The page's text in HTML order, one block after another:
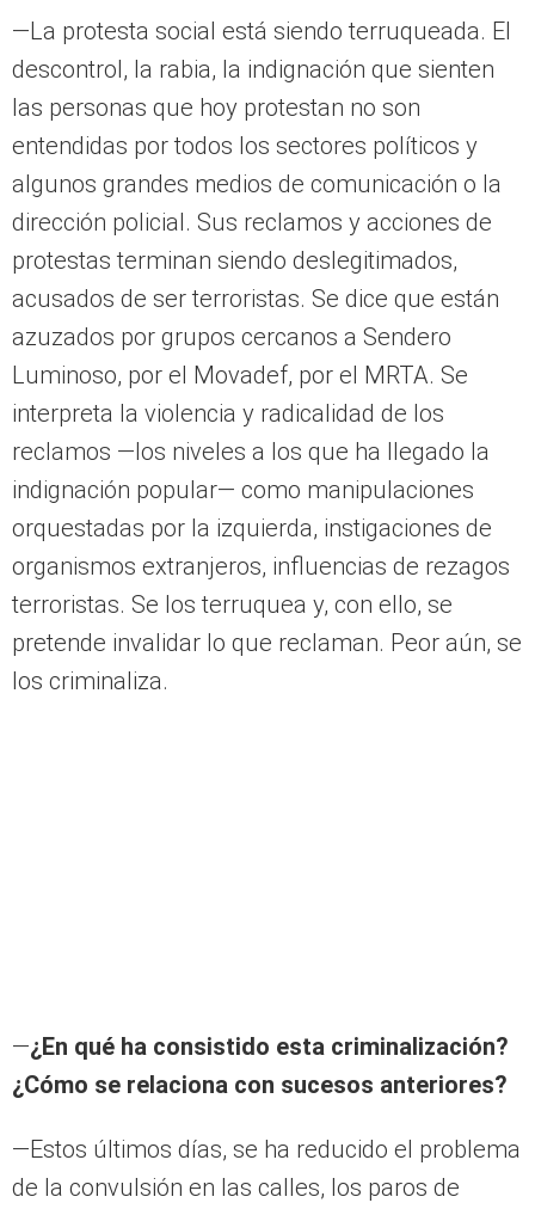
—La protesta social está siendo terruqueada. El
descontrol, la rabia, la indignación que sienten
las personas que hoy protestan no son
entendidas por todos los sectores políticos y
algunos grandes medios de comunicación o la
dirección policial. Sus reclamos y acciones de
protestas terminan siendo deslegitimados,
acusados de ser terroristas. Se dice que están
azuzados por grupos cercanos a Sendero
Luminoso, por el Movadef, por el MRTA. Se
interpreta la violencia y radicalidad de los
reclamos —los niveles a los que ha llegado la
indignación popular— como manipulaciones
orquestadas por la izquierda, instigaciones de
organismos extranjeros, influencias de rezagos
terroristas. Se los terruquea y, con ello, se
pretende invalidar lo que reclaman. Peor aún, se
los criminaliza.
—¿En qué ha consistido esta criminalización?
¿Cómo se relaciona con sucesos anteriores?
—Estos últimos días, se ha reducido el problema
de la convulsión en las calles, los paros de